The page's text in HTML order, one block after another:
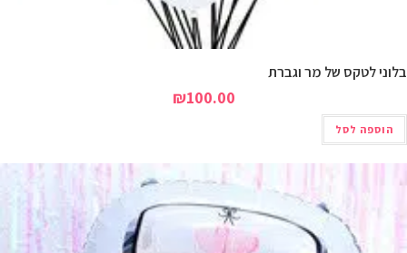
לטקס של מר וגברת
₪100.00
הוספה לסל